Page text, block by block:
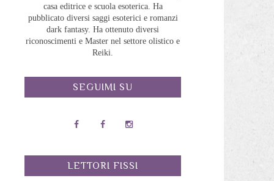
casa editrice e scuola esoterica. Ha
pubblicato diversi saggi esoterici e romanzi
dark fantasy. Ha ottenuto diversi
riconoscimenti e Master nel settore olistico e
Reiki.
SEGUIMI SU
LETTORI FISSI